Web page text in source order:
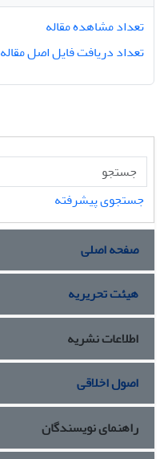
تعداد مشاهده مقاله
تعداد دریافت فایل اصل مقاله
جستجوی پیشرفته
صفحه اصلی
هیئت تحریریه
اطلاعات نشریه
اصول اخلاقی
راهنمای نویسندگان